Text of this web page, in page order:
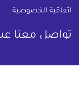
اتفاقية الخصوصية
تواصل معنا